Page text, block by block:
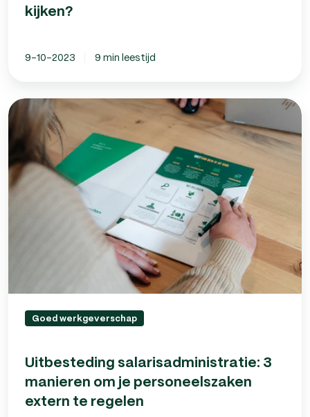
kijken?
9-10-2023 9 min leestijd
Uitbesteding
salarisadministratie:
3
manieren
om
je
personeelszaken
Goed werkgeverschap
Uitbesteding salarisadministratie: 3
manieren om je personeelszaken
extern te regelen